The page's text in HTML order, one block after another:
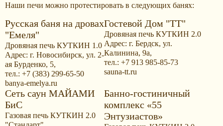
Наши печи можно протестировать в следующих банях:
Русская баня на дровах
"Емеля"
Дровяная печь КУТКИН 1.0
Адрес: г. Новосибирск, ул. 2-
ая Бурденко, 5,
тел.: +7 (383) 299-65-50
banya-emelya.ru
Гостевой Дом "ТТ"
Дровяная печь КУТКИН 2.0
Адрес: г. Бердск, ул.
Калинина, 9а,
тел.: +7 913 985-85-73
sauna-tt.ru
Сеть саун МАЙАМИ
БиС
Газовая печь КУТКИН 2.0
Банно-гостиничный
комплекс «55
Энтузиастов»